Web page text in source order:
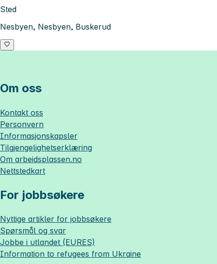
Sted
Nesbyen, Nesbyen, Buskerud
Om oss
Kontakt oss
Personvern
Informasjonskapsler
Tilgjengelighetserklæring
Om arbeidsplassen.no
Nettstedkart
For jobbsøkere
Nyttige artikler for jobbsøkere
Spørsmål og svar
Jobbe i utlandet (EURES)
Information to refugees from Ukraine